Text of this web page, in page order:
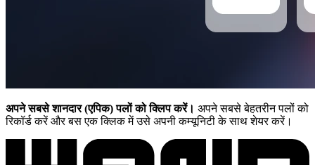
अपने सबसे शानदार (एपिक) पलों को क्लिप करें। अपने सबसे बेहतरीन पलों को
रिकॉर्ड करें और बस एक क्लिक में उसे अपनी कम्यूनिटी के साथ शेयर करें।